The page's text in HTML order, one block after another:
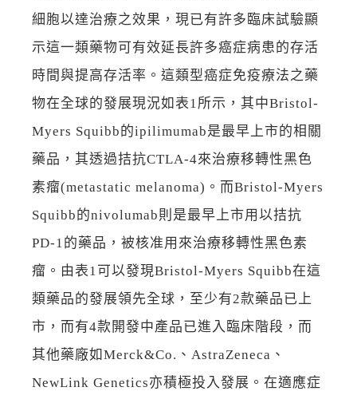
細胞以達治療之效果，現已有許多臨床試驗顯
示這一類藥物可有效延長許多癌症病患的存活
時間與提高存活率。這類型癌症免疫療法之藥
物在全球的發展現況如表1所示，其中Bristol-
Myers Squibb的ipilimumab是最早上市的相關
藥品，其透過拮抗CTLA-4來治療移轉性黑色
素瘤(metastatic melanoma)。而Bristol-Myers
Squibb的nivolumab則是最早上市用以拮抗
PD-1的藥品，被核准用來治療移轉性黑色素
瘤。由表1可以發現Bristol-Myers Squibb在這
類藥品的發展領先全球，至少有2款藥品已上
市，而有4款開發中產品已進入臨床階段，而
其他藥廠如Merck&Co.、AstraZeneca、
NewLink Genetics亦積極投入發展。在適應症